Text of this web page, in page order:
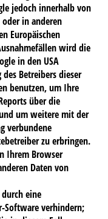
jedoch innerhalb von
in anderen
Europäischen
wird die
in den USA
Betreibers dieser
benutzen, um Ihre
über die
um weitere mit der
verbundene
zu erbringen.
Ihrem Browser
Daten von
eine
Software verhindern;